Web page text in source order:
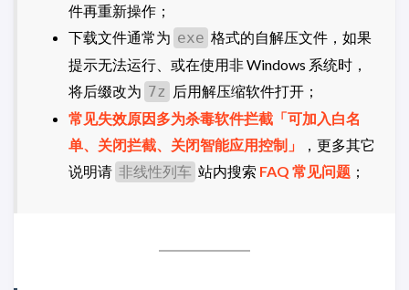
件再重新操作；
下载文件通常为 exe 格式的自解压文件，如果
提示无法运行、或在使用非 Windows 系统时，
将后缀改为 7z 后用解压缩软件打开；
常见失效原因多为杀毒软件拦截「可加入白名
单、关闭拦截、关闭智能应用控制」
，更多其它
说明请 非线性列车 站内搜索 FAQ 常见问题 ；